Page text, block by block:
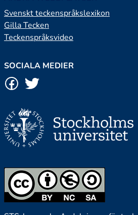
Svenskt teckenspråkslexikon
Gilla Tecken
Teckenspråksvideo
SOCIALA MEDIER